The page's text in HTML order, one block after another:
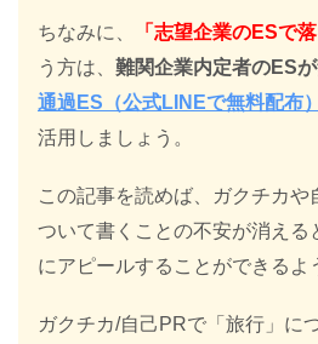
ちなみに、 「志望企業のESで
う方は、 難関企業内定者のES
通過ES（公式LINEで無料配布）
活用しましょう。
この記事を読めば、ガクチカや
ついて書くことの不安が消える
にアピールすることができるよ
ガクチカ/自己PRで「旅行」に